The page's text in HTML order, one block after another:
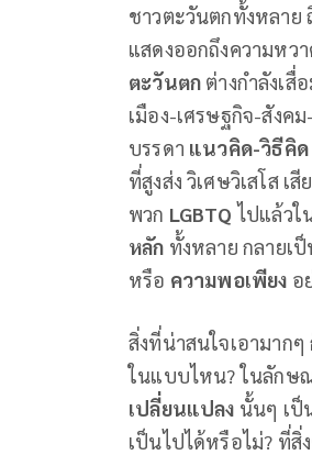
ชาวตะวันตกทั้งหลาย
แสดงออกถึงความหว
ตะวันตก ต่างกำลังเสื่
เมือง-เศรษฐกิจ-สังค
บรรดา แนวคิด-วิธีคิด
ที่สูงส่ง วิเศษวิเสโส เ
พวก LGBTQ ไปแล้ว
หลัก ทั้งหลาย กลายเ
หรือ ความพอเพียง อ
สิ่งที่น่าสนใจเอามาก
ในแบบไหน? ในลักษ
เปลี่ยนแปลง นั้นๆ เป็
เป็นไปได้หรือไม่? ที่สิ่